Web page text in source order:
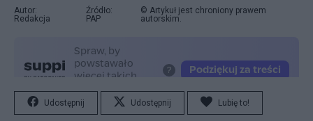
Autor:
Redakcja
Źródło:
PAP
© Artykuł jest chroniony prawem
autorskim.
Udostępnij Udostępnij Lubię to!